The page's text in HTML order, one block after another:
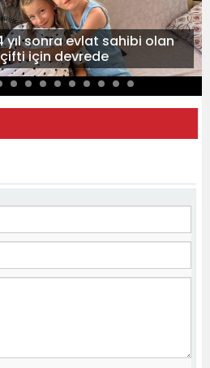
yıl sonra evlat sahibi olan
için devrede